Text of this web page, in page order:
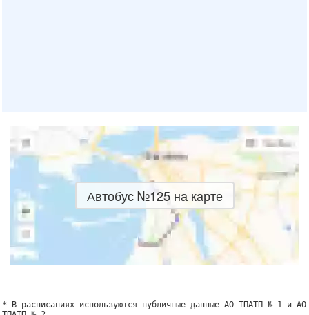
Автобус №125 на карте
* В расписаниях используются публичные данные АО ТПАТП № 1 и АО